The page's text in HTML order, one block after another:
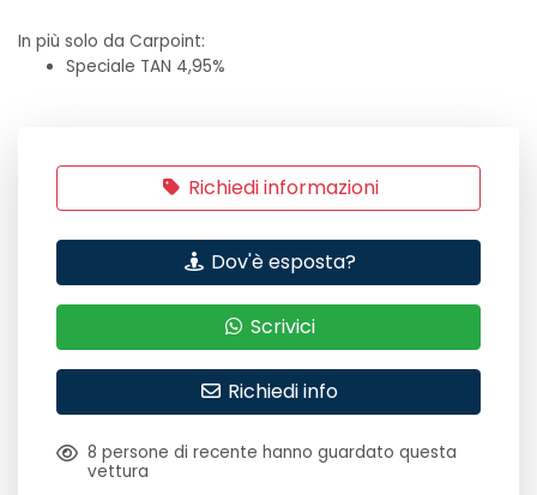
In più solo da Carpoint:
Speciale TAN 4,95%
Richiedi informazioni
Dov'è esposta?
Scrivici
Richiedi info
8 persone di recente hanno guardato questa
vettura